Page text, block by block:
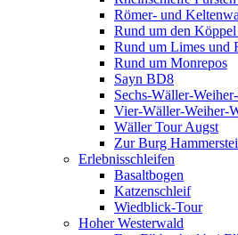
Römer- und
Rund um den
Rund um Limes und
Rund um Monrepos
Sayn BD8
Sechs-Wäller-
Vier-Wäller-Weiher-
Wäller Tour Augst
Zur Burg
Erlebnisschleifen
Basaltbogen
Katzenschleif
Wiedblick-Tour
Hoher Westerwald